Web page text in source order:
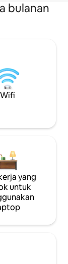
bulanan
Wifi
yang
untuk